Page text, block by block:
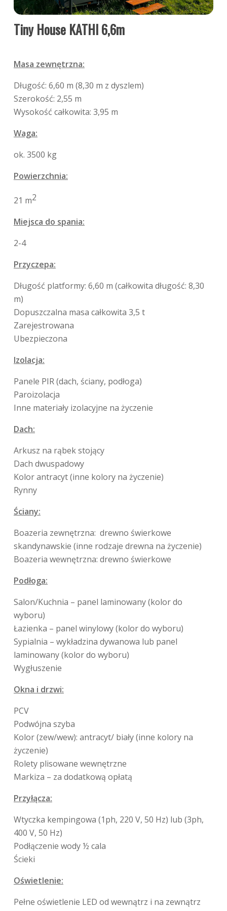
Tiny House KATHI 6,6m
Masa zewnętrzna:
Długość: 6,60 m (8,30 m z dyszlem)
Szerokość: 2,55 m
Wysokość całkowita: 3,95 m
Waga:
ok. 3500 kg
Powierzchnia:
21 m2
Miejsca do spania:
2-4
Przyczepa:
Długość platformy: 6,60 m (całkowita długość: 8,30
m)
Dopuszczalna masa całkowita 3,5 t
Zarejestrowana
Ubezpieczona
Izolacja:
Panele PIR (dach, ściany, podłoga)
Paroizolacja
Inne materiały izolacyjne na życzenie
Dach:
Arkusz na rąbek stojący
Dach dwuspadowy
Kolor antracyt (inne kolory na życzenie)
Rynny
Ściany:
Boazeria zewnętrzna: drewno świerkowe
skandynawskie (inne rodzaje drewna na życzenie)
Boazeria wewnętrzna: drewno świerkowe
Podłoga:
Salon/Kuchnia – panel laminowany (kolor do
wyboru)
Łazienka – panel winylowy (kolor do wyboru)
Sypialnia – wykładzina dywanowa lub panel
laminowany (kolor do wyboru)
Wygłuszenie
Okna i drzwi:
PCV
Podwójna szyba
Kolor (zew/wew): antracyt/ biały (inne kolory na
życzenie)
Rolety plisowane wewnętrzne
Markiza – za dodatkową opłatą
Przyłącza:
Wtyczka kempingowa (1ph, 220 V, 50 Hz) lub (3ph,
400 V, 50 Hz)
Podłączenie wody ½ cala
Ścieki
Oświetlenie:
Pełne oświetlenie LED od wewnątrz i na zewnątrz